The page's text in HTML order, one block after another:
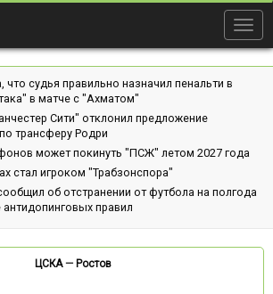
что судья правильно назначил пенальти в
в матче с "Ахматом"
Сити" отклонил предложение
трансферу Родри
может покинуть "ПСЖ" летом 2027 года
стал игроком "Трабзонспора"
об отстранении от футбола на полгода
правил
ЦСКА— Ростов